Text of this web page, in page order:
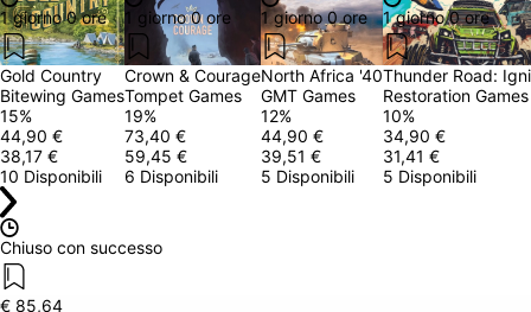
1 giorno 0 ore
Gold Country
Bitewing Games
15%
44,90 €
38,17 €
10 Disponibili
1 giorno 0 ore
Crown & Courage
Tompet Games
19%
73,40 €
59,45 €
6 Disponibili
1 giorno 0 ore
North Africa '40
GMT Games
12%
44,90 €
39,51 €
5 Disponibili
1 giorno 0 ore
Thunder Road:
Restoration Games
10%
34,90 €
31,41 €
5 Disponibili
Chiuso con successo
€ 85,64